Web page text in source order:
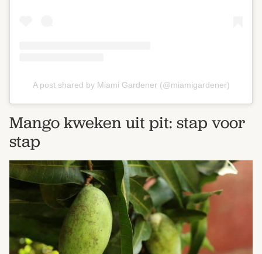
A post shared by Miami Gardener (@miamigardener)
Mango kweken uit pit: stap voor
stap